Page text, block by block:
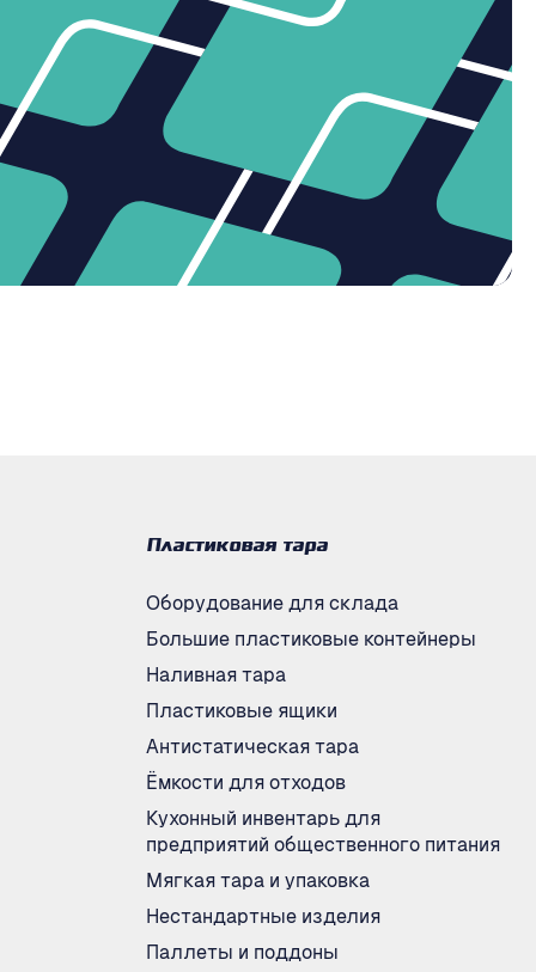
Пластиковая тара
Оборудование для склада
Большие пластиковые контейнеры
Наливная тара
Пластиковые ящики
Антистатическая тара
Ёмкости для отходов
Кухонный инвентарь для
предприятий общественного питания
Мягкая тара и упаковка
Нестандартные изделия
Паллеты и поддоны